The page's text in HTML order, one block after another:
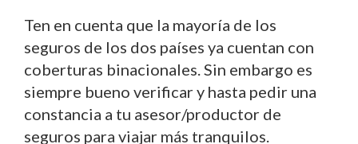
Ten en cuenta que la mayoría de los
seguros de los dos países ya cuentan con
coberturas binacionales. Sin embargo es
siempre bueno verificar y hasta pedir una
constancia a tu asesor/productor de
seguros para viajar más tranquilos.